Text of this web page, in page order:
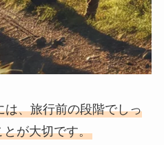
、旅行前の段階でしっ
が大切です。